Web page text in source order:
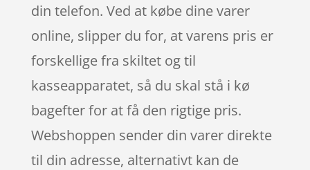
din telefon. Ved at købe dine varer
online, slipper du for, at varens pris er
forskellige fra skiltet og til
kasseapparatet, så du skal stå i kø
bagefter for at få den rigtige pris.
Webshoppen sender din varer direkte
til din adresse, alternativt kan de